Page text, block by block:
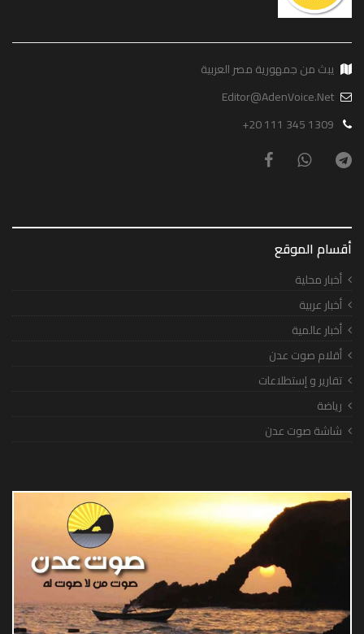
يبث من جمهورية مصر العربية
Editor@AdenVoice.Net
+20 111 345 1309
أقسام الموقع
أخبار محلية
أخبار عربية
أخبار عالمية
أقلام صوت عدن
تقارير و إستطلاعات
رياضة
شاشة صوت عدن